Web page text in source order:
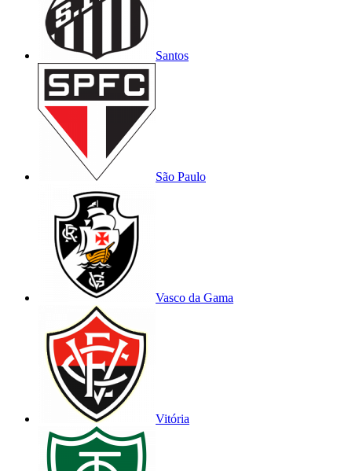
Santos
São Paulo
Vasco da Gama
Vitória